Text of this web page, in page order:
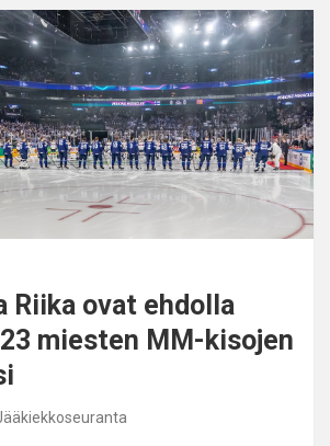
Riika ovat ehdolla
miesten MM-kisojen